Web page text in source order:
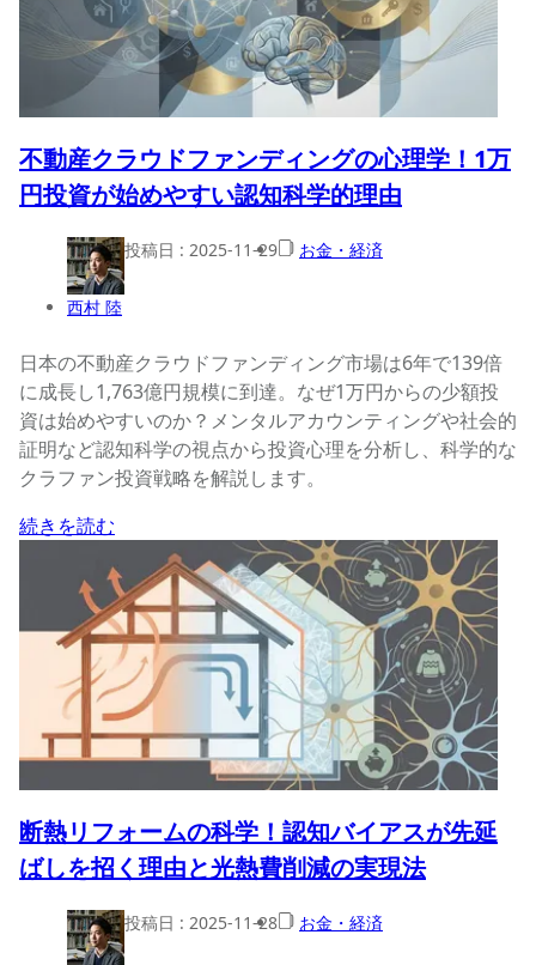
不動産クラウドファンディングの心理学！1万
円投資が始めやすい認知科学的理由
西村 陸
投稿日 : 2025-11-29 お金・経済
日本の不動産クラウドファンディング市場は6年で139倍
に成長し1,763億円規模に到達。なぜ1万円からの少額投
資は始めやすいのか？メンタルアカウンティングや社会的
証明など認知科学の視点から投資心理を分析し、科学的な
クラファン投資戦略を解説します。
続きを読む
断熱リフォームの科学！認知バイアスが先延
ばしを招く理由と光熱費削減の実現法
投稿日 : 2025-11-28 お金・経済